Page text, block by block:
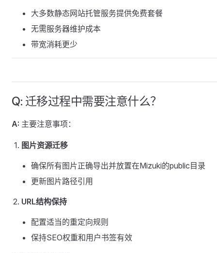
大多数静态网站托管服务提供免费套餐
无需服务器维护成本
带宽消耗更少
Q: 迁移过程中需要注意什么？
A: 主要注意事项：
图片资源迁移
确保所有图片正确导出并放置在Mizuki的public目录
更新图片路径引用
URL结构保持
配置适当的重定向规则
保持SEO权重和用户书签有效